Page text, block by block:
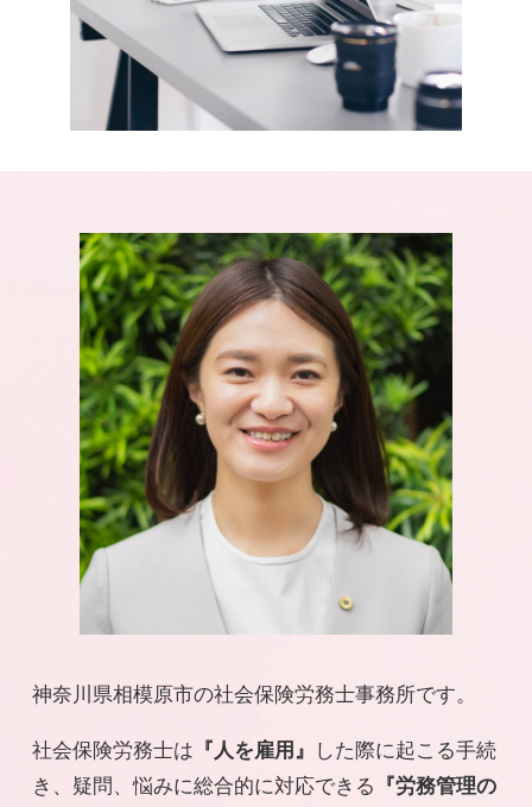
神奈川県相模原市の社会保険労務士事務所です。
社会保険労務士は 『人を雇用』 した際に起こる手続
き、疑問、悩みに総合的に対応できる 『労務管理の